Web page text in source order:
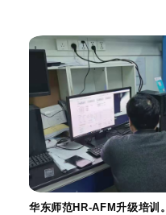
华东师范HR-AFM升级培训。